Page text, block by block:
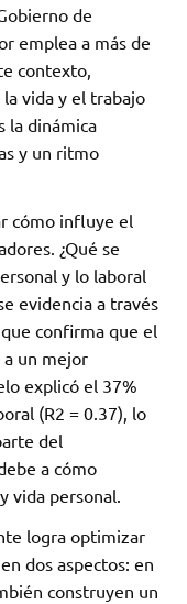
de
emplea a más de
contexto,
vida y el trabajo
la dinámica
y un ritmo
cómo influye el
¿Qué se
y lo laboral
evidencia a través
confirma que el
a un mejor
explicó el 37%
(R2 = 0.37), lo
del
a cómo
vida personal.
logra optimizar
dos aspectos: en
construyen un